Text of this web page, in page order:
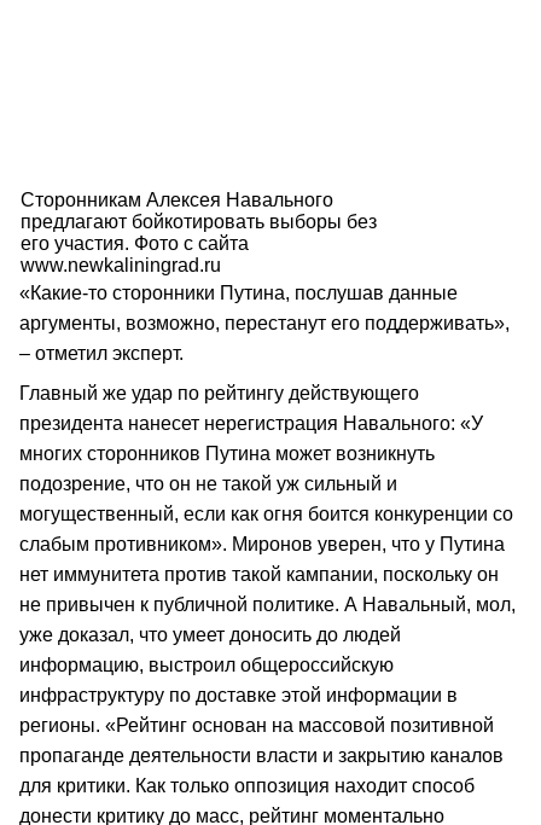
Сторонникам Алексея Навального
предлагают бойкотировать выборы без
его участия. Фото с сайта
www.newkaliningrad.ru
«Какие-то сторонники Путина, послушав данные
аргументы, возможно, перестанут его поддерживать»,
– отметил эксперт.
Главный же удар по рейтингу действующего
президента нанесет нерегистрация Навального: «У
многих сторонников Путина может возникнуть
подозрение, что он не такой уж сильный и
могущественный, если как огня боится конкуренции со
слабым противником». Миронов уверен, что у Путина
нет иммунитета против такой кампании, поскольку он
не привычен к публичной политике. А Навальный, мол,
уже доказал, что умеет доносить до людей
информацию, выстроил общероссийскую
инфраструктуру по доставке этой информации в
регионы. «Рейтинг основан на массовой позитивной
пропаганде деятельности власти и закрытию каналов
для критики. Как только оппозиция находит способ
донести критику до масс, рейтинг моментально